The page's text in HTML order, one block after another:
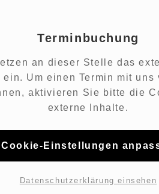
Terminbuchung
an dieser Stelle das
ein. Um einen Termin mit uns
aktivieren Sie bitte die
externe Inhalte.
Cookie-Einstellungen
Datenschutzerklärung einsehen